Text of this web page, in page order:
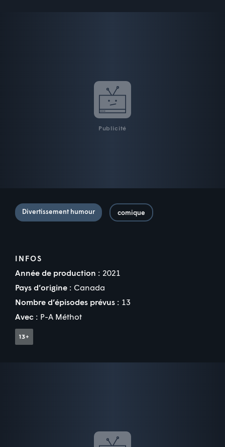
Publicité
Divertissement humour comique
INFOS
Année de production : 2021
Pays d’origine : Canada
Nombre d’épisodes prévus : 13
Avec : P-A Méthot